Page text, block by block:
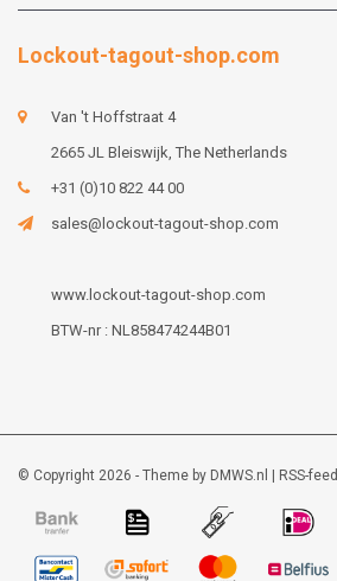
Lockout-tagout-shop.com
Van 't Hoffstraat 4
2665 JL Bleiswijk, The Netherlands
+31 (0)10 822 44 00
sales@lockout-tagout-shop.com
www.lockout-tagout-shop.com
BTW-nr : NL858474244B01
© Copyright 2026 - Theme by DMWS.nl RSS-feed